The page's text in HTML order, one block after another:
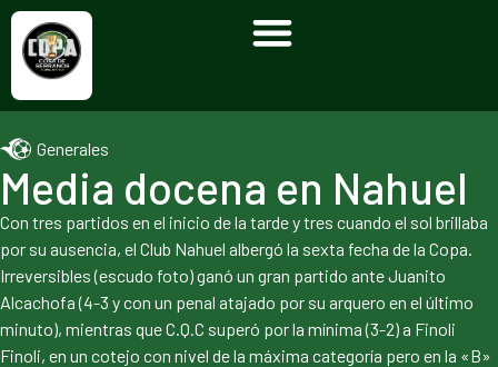
Generales
Media docena en Nahuel
Con tres partidos en el inicio de la tarde y tres cuando el sol brillaba
por su ausencia, el Club Nahuel albergó la sexta fecha de la Copa.
Irreversibles (escudo foto) ganó un gran partido ante Juanito
Alcachofa (4-3 y con un penal atajado por su arquero en el último
minuto), mientras que C.Q.C superó por la mínima (3-2) a Finoli
Finoli, en un cotejo con nivel de la máxima categoría pero en la «B»